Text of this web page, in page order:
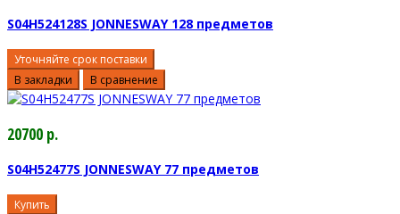
S04H524128S JONNESWAY 128 предметов
Уточняйте срок поставки
В закладки
В сравнение
20700 р.
S04H52477S JONNESWAY 77 предметов
Купить